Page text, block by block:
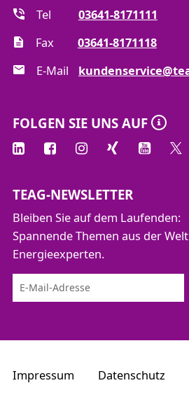
Tel
03641-8171111
Fax
03641-8171118
E-Mail
FOLGEN SIE UNS AUF
TEAG-NEWSLETTER
Bleiben Sie auf dem Laufenden:
Spannende Themen aus der
Energieexperten.
Impressum Datenschutz